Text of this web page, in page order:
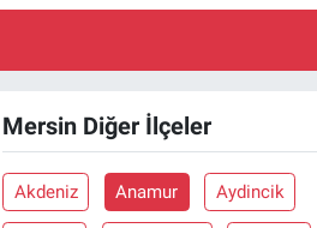
Mersin Diğer İlçeler
Akdeniz Anamur Aydincik